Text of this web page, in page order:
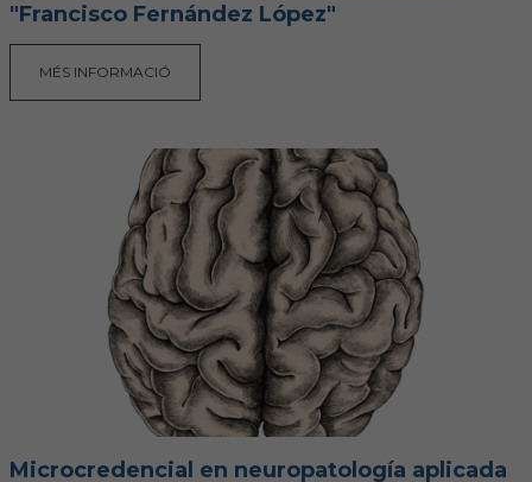
"Francisco Fernández López"
MÉS INFORMACIÓ
Microcredencial en neuropatología aplicada